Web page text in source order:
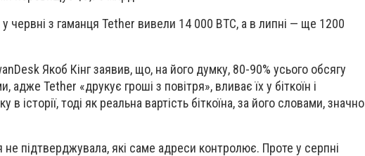
червні з гаманця Tether вивели 14 000 BTC, а в липні — ще 1200
Якоб Кінг заявив, що, на його думку, 80-90% усього обсягу
адже Tether «друкує гроші з повітря», вливає їх у біткоїн і
історії, тоді як реальна вартість біткоїна, за його словами, значно
не підтверджувала, які саме адреси контролює. Проте у серпні